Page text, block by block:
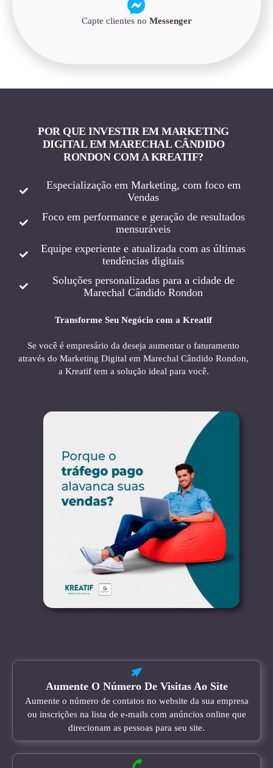
Capte clientes no Messenger
POR QUE INVESTIR EM MARKETING
DIGITAL EM MARECHAL CÂNDIDO
RONDON COM A KREATIF?
Especialização em Marketing, com foco em
Vendas
Foco em performance e geração de resultados
mensuráveis
Equipe experiente e atualizada com as últimas
tendências digitais
Soluções personalizadas para a cidade de
Marechal Cândido Rondon
Transforme Seu Negócio com a Kreatif
Se você é empresário da deseja aumentar o faturamento
através do Marketing Digital em Marechal Cândido Rondon,
a Kreatif tem a solução ideal para você.
Aumente O Número De Visitas Ao Site
Aumente o número de contatos no website da sua empresa
ou inscrições na lista de e-mails com anúncios online que
direcionam as pessoas para seu site.